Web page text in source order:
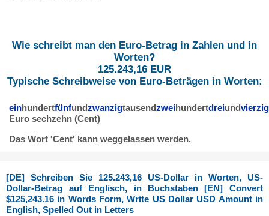
Wie schreibt man den Euro-Betrag in Zahlen und in
Worten?
125.243,16 EUR
Typische Schreibweise von Euro-Beträgen in Worten:
einhundertfünfundzwanzigtausendzweihundertdreiundvierzig
Euro sechzehn (Cent)
Das Wort 'Cent' kann weggelassen werden.
[DE] Schreiben Sie 125.243,16 US-Dollar in Worten, US-
Dollar-Betrag auf Englisch, in Buchstaben [EN] Convert
$125,243.16 in Words Form, Write US Dollar USD Amount in
English, Spelled Out in Letters